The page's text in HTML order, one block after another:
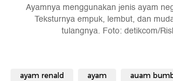
Ayamnya menggunakan jenis ayam
Teksturnya empuk, lembut, dan
tulangnya. Foto: detikcom/
ayam renald ayam auam